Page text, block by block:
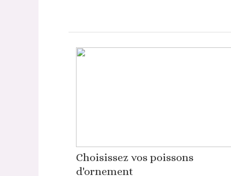
Choisissez vos poissons
d'ornement